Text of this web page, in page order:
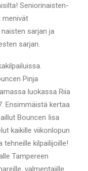
Seniorinaisten-
menivät
sarjan ja
sarjan.
Pinja
luokassa Riia
Ensimmäistä kertaa
Bouncen Iisa
kaikille viikonlopun
kilpailijoille!
Tampereen
valmentajille